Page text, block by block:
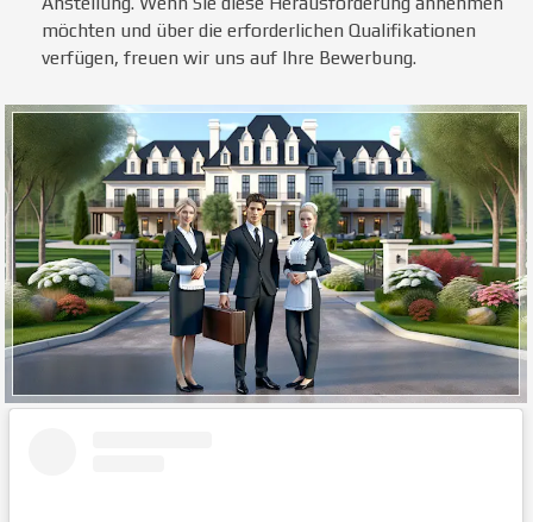
möchten und über die erforderlichen Qualifikationen
verfügen, freuen wir uns auf Ihre Bewerbung.